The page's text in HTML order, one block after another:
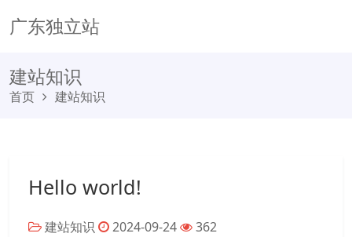
广东独立站
建站知识
首页 建站知识
Hello world!
建站知识 2024-09-24 362